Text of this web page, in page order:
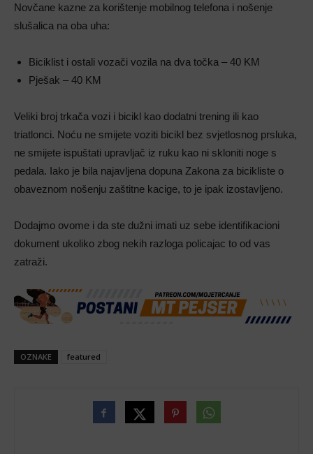
Novčane kazne za korištenje mobilnog telefona i nošenje
slušalica na oba uha:
Biciklist i ostali vozači vozila na dva točka – 40 KM
Pješak – 40 KM
Veliki broj trkača vozi i bicikl kao dodatni trening ili kao
triatlonci. Noću ne smijete voziti bicikl bez svjetlosnog prsluka,
ne smijete ispuštati upravljač iz ruku kao ni skloniti noge s
pedala. Iako je bila najavljena dopuna Zakona za bicikliste o
obaveznom nošenju zaštitne kacige, to je ipak izostavljeno.
Dodajmo ovome i da ste dužni imati uz sebe identifikacioni
dokument ukoliko zbog nekih razloga policajac to od vas
zatraži.
OZNAKE featured